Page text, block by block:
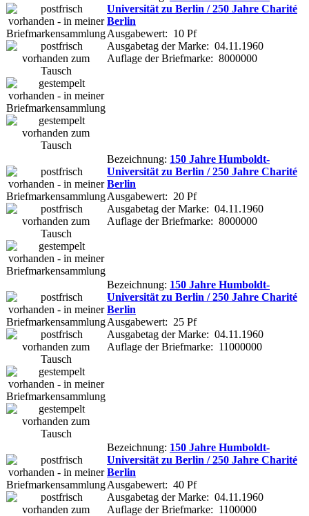
Universität zu Berlin / 250 Jahre Charité
Berlin
Ausgabewert: 10 Pf
Ausgabetag der Marke: 04.11.1960
Auflage der Briefmarke: 8000000
Bezeichnung: 150 Jahre Humboldt-
Universität zu Berlin / 250 Jahre Charité
Berlin
Ausgabewert: 20 Pf
Ausgabetag der Marke: 04.11.1960
Auflage der Briefmarke: 8000000
Bezeichnung: 150 Jahre Humboldt-
Universität zu Berlin / 250 Jahre Charité
Berlin
Ausgabewert: 25 Pf
Ausgabetag der Marke: 04.11.1960
Auflage der Briefmarke: 11000000
Bezeichnung: 150 Jahre Humboldt-
Universität zu Berlin / 250 Jahre Charité
Berlin
Ausgabewert: 40 Pf
Ausgabetag der Marke: 04.11.1960
Auflage der Briefmarke: 1100000